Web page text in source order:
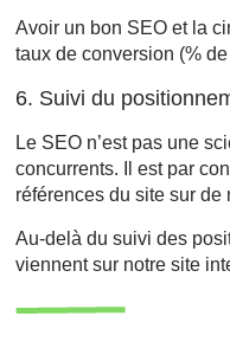
Avoir un bon SEO et la
taux de conversion (%
6. Suivi du
Le SEO n’est pas une
concurrents. Il est par
références du site sur
Au-delà du suivi des
viennent sur notre site